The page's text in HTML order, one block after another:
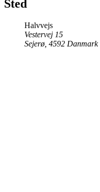
Sted
Halvvejs
Vestervej 15
Sejerø 4592 Danmark